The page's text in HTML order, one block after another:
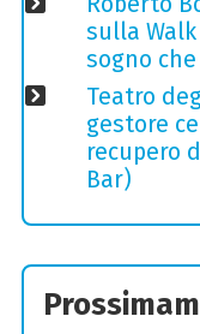
sulla
sogno
Teatro
gestore
recupero
Bar)